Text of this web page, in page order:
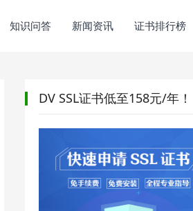
知识问答 新闻资讯 证书排行榜
DV SSL证书低至158元/年！